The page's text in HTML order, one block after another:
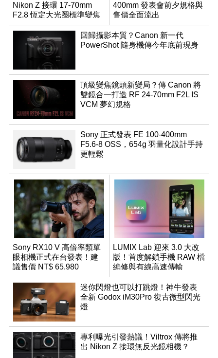
Nikon Z 接環 17-70mm
F2.8 恆定大光圈標準變焦
鏡
400mm 發表會前夕規格與
售價全面流出
回歸攝影本質？Canon 新一代
PowerShot 隨身機傳今年底前現身
頂級變焦鏡頭新變局？傳 Canon 將
雙鏡合一打造 RF 24-70mm F2L IS
VCM 夢幻規格
Sony 正式發表 FE 100-400mm
F5.6-8 OSS，654g 羽量化設計手持
更輕鬆
Sony RX10 V 高倍率類單
眼相機正式在台發表！建
議售價 NT$ 65,980
LUMIX Lab 迎來 3.0 大改
版！首度解鎖手機 RAW 檔
編修與有線高速傳輸
迷你閃燈也可以打跳燈！神牛發表
全新 Godox iM30Pro 復古微型閃光
燈
專利曝光引發熱議！Viltrox 傳將推
出 Nikon Z 接環無反光鏡相機？